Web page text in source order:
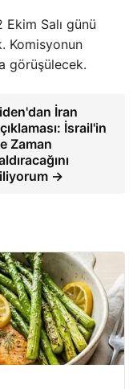
Salı günü
Komisyonun
görüşülecek.
İran
İsrail'in
Zaman
→